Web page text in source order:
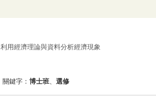
利用經濟理論與資料分析經濟現象
關鍵字： 博士班、 選修